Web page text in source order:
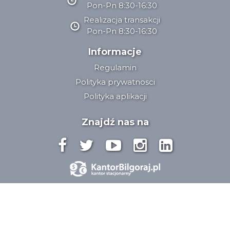
Pon-Pn 8:30-16:30
Realizacja transakcji
Pon-Pn 8:30-16:30
Informacje
Regulamin
Polityka prywatnosci
Polityka aplikacji
Znajdź nas na